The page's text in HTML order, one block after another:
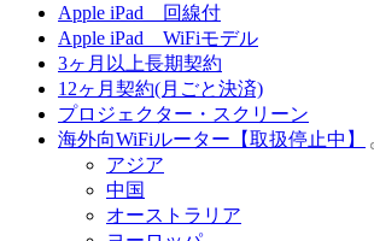
Apple iPad 回線付
Apple iPad WiFiモデル
3ヶ月以上長期契約
12ヶ月契約(月ごと決済)
プロジェクター・スクリーン
海外向WiFiルーター【取扱停止中】
アジア
中国
オーストラリア